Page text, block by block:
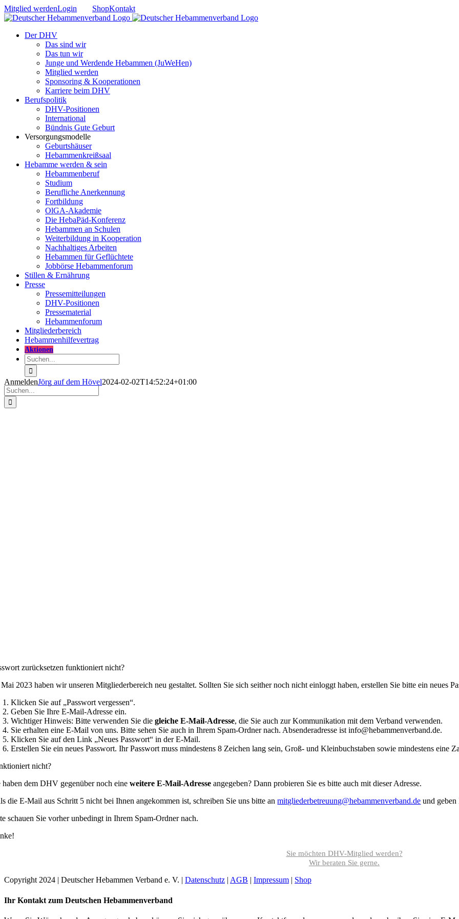
Zum
Inhalt
Mitglied werdenLogin ShopKontakt
Der DHV
Das sind wir
Das tun wir
Junge und Werdende Hebammen (JuWeHen)
Mitglied werden
Sponsoring & Kooperationen
Karriere beim DHV
Berufspolitik
DHV-Positionen
International
Bündnis Gute Geburt
Versorgungsmodelle
Geburtshäuser
Hebammenkreißsaal
Hebamme werden & sein
Hebammenberuf
Studium
Berufliche Anerkennung
Fortbildung
OlGA-Akademie
Die HebaPäd-Konferenz
Hebammen an Schulen
Weiterbildung in Kooperation
Nachhaltiges Arbeiten
Hebammen für Geflüchtete
Jobbörse Hebammenforum
Stillen & Ernährung
Presse
Pressemitteilungen
DHV-Positionen
Pressematerial
Hebammenforum
Mitgliederbereich
Hebammenhilfevertrag
Aktionen
Suche
nach:
Suche
nach:
AnmeldenJörg auf dem Hövel2024-02-02T14:52:24+01:00
zurücksetzen funktioniert nicht?
2023 haben wir unseren Mitgliederbereich neu gestaltet. Sollten Sie sich seither noch nicht einloggt haben, erstellen Sie bitte ein neues
Klicken Sie auf „Passwort vergessen“.
Geben Sie Ihre E-Mail-Adresse ein.
Wichtiger Hinweis: Bitte verwenden Sie diegleiche E-Mail-Adresse, die Sie auch zur Kommunikation mit dem Verband verwenden.
Sie erhalten eine E-Mail von uns. Bitte sehen Sie auch in Ihrem Spam-Ordner nach. Absenderadresse ist info@hebammenverband.de.
Klicken Sie auf den Link „Neues Passwort“ in der E-Mail.
Erstellen Sie ein neues Passwort. Ihr Passwort muss mindestens 8 Zeichen lang sein, Groß- und Kleinbuchstaben sowie mindestens eine
nicht?
haben dem DHV gegenüber noch eineweitere E-Mail-Adresse angegeben? Dann probieren Sie es bitte auch mit dieser Adresse.
die E-Mail aus Schritt 5 nicht bei Ihnen angekommen ist, schreiben Sie uns bitte anmitgliederbetreuung@heb­ammenverband.de und
schauen Sie vorher unbedingt in Ihrem Spam-Ordner nach.
Sie möchten DHV-Mitglied werden?
Wir beraten Sie gerne.
Copyright 2024 | Deutscher Hebammen Verband e. V. | Datenschutz | AGB | Impressum | Shop
Toggle
Ihr Kontakt zum Deutschen Hebammenverband